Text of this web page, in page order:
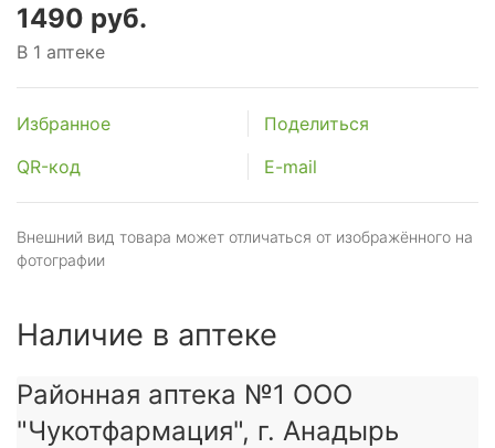
1490 руб.
В 1 аптеке
Избранное
Поделиться
QR-код
E-mail
Внешний вид товара может отличаться от изображённого на
фотографии
Наличие в аптеке
Районная аптека №1 ООО
"Чукотфармация", г. Анадырь